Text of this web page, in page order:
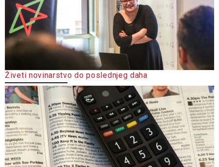
Živeti novinarstvo do poslednjeg daha